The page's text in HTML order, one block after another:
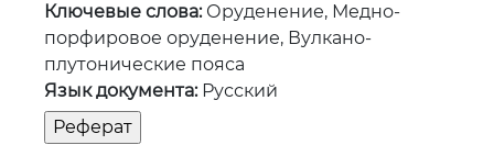
Ключевые слова:Оруденение, Медно-
порфировое оруденение, Вулкано-
плутонические пояса
Язык документа:Русский